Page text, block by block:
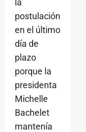
postulación
en el último
día de
plazo
porque la
presidenta
Michelle
Bachelet
mantenía